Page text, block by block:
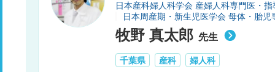
日本産科婦人科学会 産婦人科専門医・指
日本周産期・新生児医学会 母体・胎児
牧野 真太郎 先生
千葉県 産科 婦人科